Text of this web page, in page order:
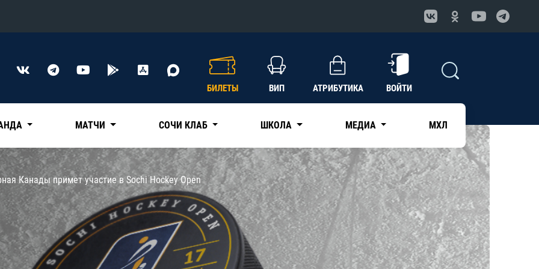
Конференция «Восток»
Нефтехимик
Трактор
Дивизион Чернышева
Авангард
Адмирал
КХЛ
БИЛЕТЫ ВИП АТРИБУТИКА ВОЙТИ
МАТЧИ СОЧИ КЛАБ ШКОЛА МЕДИА МХЛ
Канады примет участие в Sochi Hockey Open